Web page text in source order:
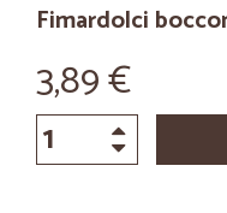
Fimardolci
3,89 €